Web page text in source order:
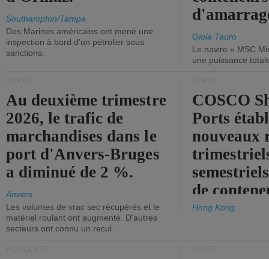
Southampton/Tampa
Des Marines américains ont mené une
inspection à bord d'un pétrolier sous
sanctions.
Gioia Tauro
Le navire « MSC
une puissance
Au deuxième trimestre
2026, le trafic de
marchandises dans le
port d'Anvers-Bruges
a diminué de 2 %.
Anvers
Les volumes de vrac sec récupérés et le
matériel roulant ont augmenté. D'autres
secteurs ont connu un recul.
COSCO
Ports
nouveaux
de
Hong Kong